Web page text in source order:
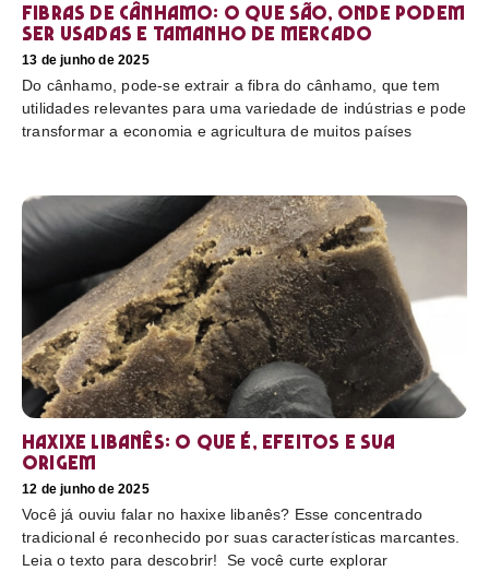
Fibras de cânhamo: o que são, onde podem
ser usadas e tamanho de mercado
13 de junho de 2025
Do cânhamo, pode-se extrair a fibra do cânhamo, que tem
utilidades relevantes para uma variedade de indústrias e pode
transformar a economia e agricultura de muitos países
Haxixe libanês: O que é, efeitos e sua
origem
12 de junho de 2025
Você já ouviu falar no haxixe libanês? Esse concentrado
tradicional é reconhecido por suas características marcantes.
Leia o texto para descobrir! Se você curte explorar